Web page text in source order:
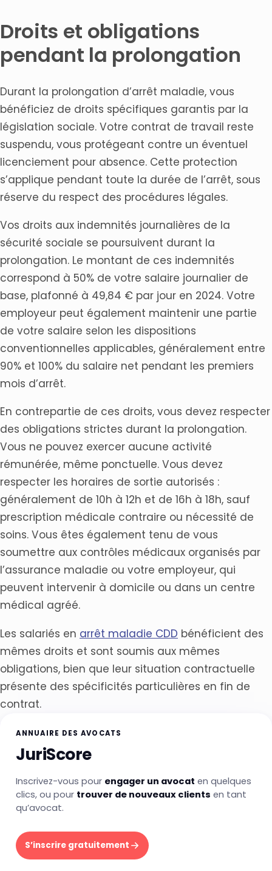
Droits et obligations
pendant la prolongation
Durant la prolongation d’arrêt maladie, vous
bénéficiez de droits spécifiques garantis par la
législation sociale. Votre contrat de travail reste
suspendu, vous protégeant contre un éventuel
licenciement pour absence. Cette protection
s’applique pendant toute la durée de l’arrêt, sous
réserve du respect des procédures légales.
Vos droits aux indemnités journalières de la
sécurité sociale se poursuivent durant la
prolongation. Le montant de ces indemnités
correspond à 50% de votre salaire journalier de
base, plafonné à 49,84 € par jour en 2024. Votre
employeur peut également maintenir une partie
de votre salaire selon les dispositions
conventionnelles applicables, généralement entre
90% et 100% du salaire net pendant les premiers
mois d’arrêt.
En contrepartie de ces droits, vous devez respecter
des obligations strictes durant la prolongation.
Vous ne pouvez exercer aucune activité
rémunérée, même ponctuelle. Vous devez
respecter les horaires de sortie autorisés :
généralement de 10h à 12h et de 16h à 18h, sauf
prescription médicale contraire ou nécessité de
soins. Vous êtes également tenu de vous
soumettre aux contrôles médicaux organisés par
l’assurance maladie ou votre employeur, qui
peuvent intervenir à domicile ou dans un centre
médical agréé.
Les salariés en arrêt maladie CDD bénéficient des
mêmes droits et sont soumis aux mêmes
obligations, bien que leur situation contractuelle
présente des spécificités particulières en fin de
contrat.
ANNUAIRE DES AVOCATS
JuriScore
Inscrivez-vous pour engager un avocat en quelques
clics, ou pour trouver de nouveaux clients en tant
qu’avocat.
S’inscrire gratuitement